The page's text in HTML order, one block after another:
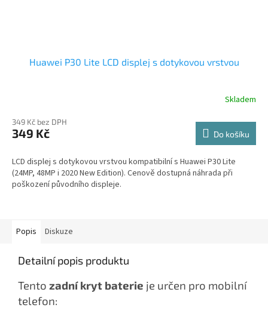
Huawei P30 Lite LCD displej s dotykovou vrstvou
Skladem
349 Kč bez DPH
349 Kč Do košíku
LCD displej s dotykovou vrstvou kompatibilní s Huawei P30 Lite
(24MP, 48MP i 2020 New Edition). Cenově dostupná náhrada při
poškození původního displeje.
Popis Diskuze
Detailní popis produktu
Tento zadní kryt baterie je určen pro mobilní
telefon: